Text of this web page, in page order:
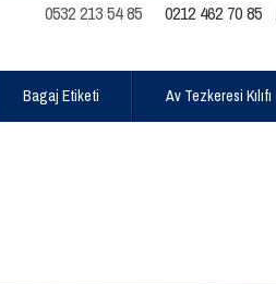
0532 213 54 85 0212 462 70 85
Bagaj Etiketi Av Tezkeresi Kılıfı